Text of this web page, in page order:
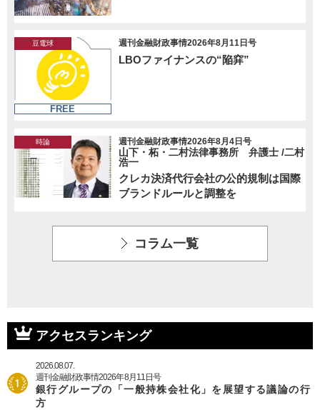
豆電球
FREE
週刊金融財政事情2026年8月11日号
LBOファイナンスの“陥穽”
時論 週刊金融財政事情2026年8月4日号
山下・柘・二村法律事務所 弁護士 /二村
浩一
クレカ決済代行会社の公的規制は国際
ブランドルールと調整を
コラム一覧
アクセスランキング
2026.08.07.
週刊金融財政事情2026年8月11日号
銀行グループの「一般持株会社化」を展望する議論の行
方